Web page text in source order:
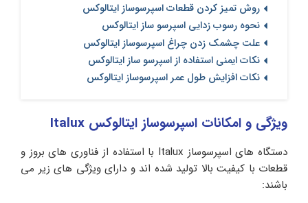
روش تمیز کردن قطعات اسپرسوساز ایتالوکس
نحوه رسوب زدایی اسپرسو ساز ایتالوکس
علت چشمک زدن چراغ اسپرسوساز ایتالوکس
نکات ایمنی استفاده از اسپرسو ساز ایتالوکس
نکات افزایش طول عمر اسپرسوساز ایتالوکس
ویژگی و امکانات اسپرسوساز ایتالوکس Italux
دستگاه های اسپرسوساز Italux با استفاده از فناوری های بروز و
قطعات با کیفیت بالا تولید شده اند و دارای ویژگی های زیر می
باشند: